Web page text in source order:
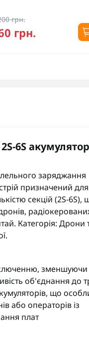
грн.
грн.
6S
заряджання
призначений для
секцій (2S-6S),
Категорія: Дрони
зменшуючи
об'єднання до
що
або операторів із
плат